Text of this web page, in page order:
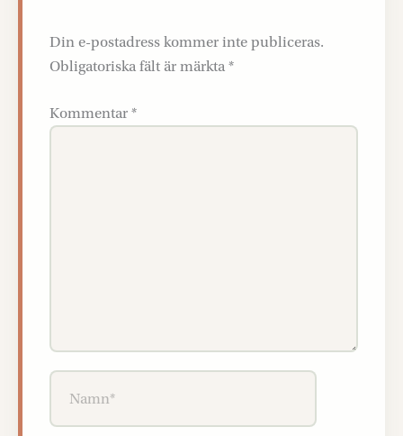
Din e-postadress kommer inte publiceras.
Obligatoriska fält är märkta *
Kommentar *